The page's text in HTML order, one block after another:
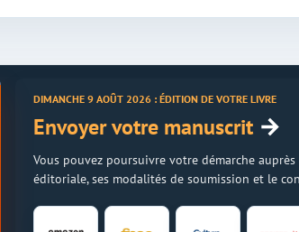
DIMANCHE 9 AOÛT 2026 : ÉDITION DE VOTRE LIVRE
Envoyer votre manuscrit →
Vous pouvez poursuivre votre démarche
éditoriale, ses modalités de soumission et le